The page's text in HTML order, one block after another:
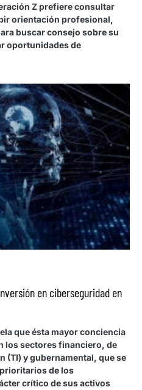
Z prefiere consultar
orientación profesional,
buscar consejo sobre su
oportunidades de
en ciberseguridad en
que ésta mayor conciencia
los sectores financiero, de
(TI) y gubernamental, que se
de los
crítico de sus activos